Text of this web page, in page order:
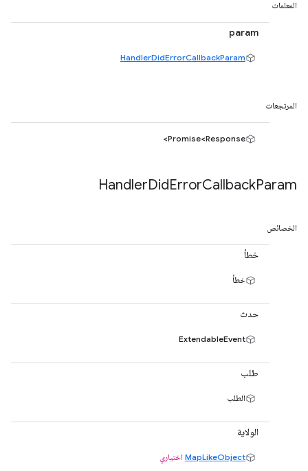
المعلمات
param
HandlerDidErrorCallbackParam
المرتجعات
Promise<Response>
HandlerDidErrorCallbackParam
الخصائص
خطأ
خطأ
حدث
ExtendableEvent
طلب
الطلب
الولاية
MapLikeObject اختياري